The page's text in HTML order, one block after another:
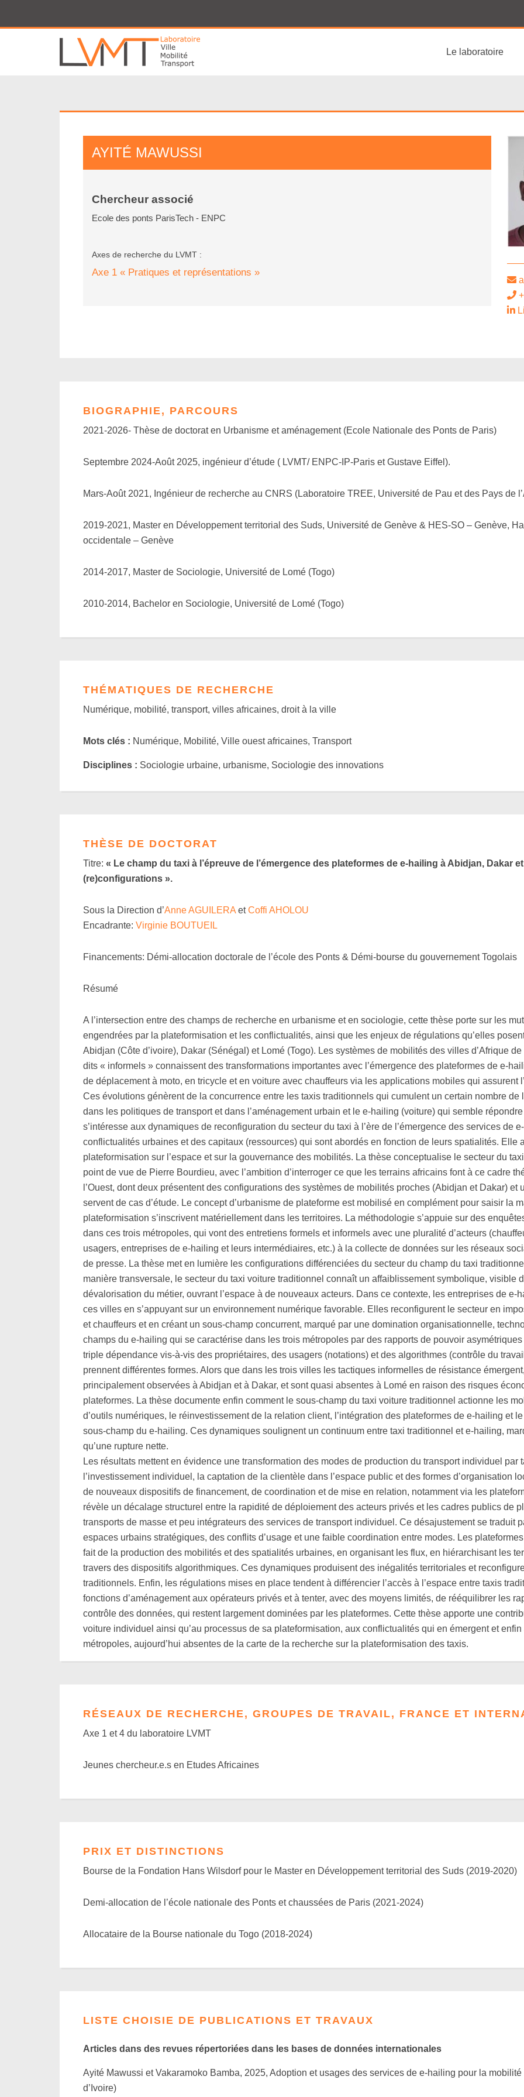
Le laboratoire
AYITÉ MAWUSSI
Chercheur associé
Ecole des ponts ParisTech - ENPC
Axes de recherche du LVMT :
Axe 1 « Pratiques et représentations »
BIOGRAPHIE, PARCOURS
2021-2026- Thèse de doctorat en Urbanisme et aménagement (Ecole Nationale des Ponts de Paris)
Septembre 2024-Août 2025, ingénieur d’étude ( LVMT/ ENPC-IP-Paris et Gustave Eiffel).
Mars-Août 2021, Ingénieur de recherche au CNRS (Laboratoire TREE, Université de Pau et des Pays de
2019-2021, Master en Développement territorial des Suds, Université de Genève & HES-SO – Genève,
occidentale – Genève
2014-2017, Master de Sociologie, Université de Lomé (Togo)
2010-2014, Bachelor en Sociologie, Université de Lomé (Togo)
THÉMATIQUES DE RECHERCHE
Numérique, mobilité, transport, villes africaines, droit à la ville
Mots clés : Numérique, Mobilité, Ville ouest africaines, Transport
Disciplines : Sociologie urbaine, urbanisme, Sociologie des innovations
THÈSE DE DOCTORAT
Titre: « Le champ du taxi à l’épreuve de l’émergence des plateformes de e-hailing à Abidjan, Dakar
(re)configurations ».
Sous la Direction d’Anne AGUILERA etCoffi AHOLOU
Encadrante: Virginie BOUTUEIL
Financements: Démi-allocation doctorale de l’école des Ponts & Démi-bourse du gouvernement Togolais
Résumé
A l’intersection entre des champs de recherche en urbanisme et en sociologie, cette thèse porte sur les
engendrées par la plateformisation et les conflictualités, ainsi que les enjeux de régulations qu’elles
Abidjan (Côte d’ivoire), Dakar (Sénégal) et Lomé (Togo). Les systèmes de mobilités des villes d’Afrique
dits « informels » connaissent des transformations importantes avec l’émergence des plateformes de e-
de déplacement à moto, en tricycle et en voiture avec chauffeurs via les applications mobiles qui assurent
Ces évolutions génèrent de la concurrence entre les taxis traditionnels qui cumulent un certain nombre
dans les politiques de transport et dans l’aménagement urbain et le e-hailing (voiture) qui semble
s’intéresse aux dynamiques de reconfiguration du secteur du taxi à l’ère de l’émergence des services de
conflictualités urbaines et des capitaux (ressources) qui sont abordés en fonction de leurs spatialités. Elle
plateformisation sur l’espace et sur la gouvernance des mobilités. La thèse conceptualise le secteur du
point de vue de Pierre Bourdieu, avec l’ambition d’interroger ce que les terrains africains font à ce cadre
l’Ouest, dont deux présentent des configurations des systèmes de mobilités proches (Abidjan et Dakar) et
servent de cas d’étude. Le concept d’urbanisme de plateforme est mobilisé en complément pour saisir la
plateformisation s’inscrivent matériellement dans les territoires. La méthodologie s’appuie sur des
dans ces trois métropoles, qui vont des entretiens formels et informels avec une pluralité d’acteurs
usagers, entreprises de e-hailing et leurs intermédiaires, etc.) à la collecte de données sur les réseaux
de presse. La thèse met en lumière les configurations différenciées du secteur du champ du taxi
manière transversale, le secteur du taxi voiture traditionnel connaît un affaiblissement symbolique, visible
dévalorisation du métier, ouvrant l’espace à de nouveaux acteurs. Dans ce contexte, les entreprises de
ces villes en s’appuyant sur un environnement numérique favorable. Elles reconfigurent le secteur en
et chauffeurs et en créant un sous-champ concurrent, marqué par une domination organisationnelle,
champs du e-hailing qui se caractérise dans les trois métropoles par des rapports de pouvoir
triple dépendance vis-à-vis des propriétaires, des usagers (notations) et des algorithmes (contrôle du
prennent différentes formes. Alors que dans les trois villes les tactiques informelles de résistance
principalement observées à Abidjan et à Dakar, et sont quasi absentes à Lomé en raison des risques
plateformes. La thèse documente enfin comment le sous-champ du taxi voiture traditionnel actionne les
d’outils numériques, le réinvestissement de la relation client, l’intégration des plateformes de e-hailing et
sous-champ du e-hailing. Ces dynamiques soulignent un continuum entre taxi traditionnel et e-hailing,
qu’une rupture nette.
Les résultats mettent en évidence une transformation des modes de production du transport individuel par
l’investissement individuel, la captation de la clientèle dans l’espace public et des formes d’organisation
de nouveaux dispositifs de financement, de coordination et de mise en relation, notamment via les
révèle un décalage structurel entre la rapidité de déploiement des acteurs privés et les cadres publics de
transports de masse et peu intégrateurs des services de transport individuel. Ce désajustement se traduit
espaces urbains stratégiques, des conflits d’usage et une faible coordination entre modes. Les
fait de la production des mobilités et des spatialités urbaines, en organisant les flux, en hiérarchisant les
travers des dispositifs algorithmiques. Ces dynamiques produisent des inégalités territoriales et
traditionnels. Enfin, les régulations mises en place tendent à différencier l’accès à l’espace entre taxis
fonctions d’aménagement aux opérateurs privés et à tenter, avec des moyens limités, de rééquilibrer les
contrôle des données, qui restent largement dominées par les plateformes. Cette thèse apporte une
voiture individuel ainsi qu’au processus de sa plateformisation, aux conflictualités qui en émergent et
métropoles, aujourd’hui absentes de la carte de la recherche sur la plateformisation des taxis.
RÉSEAUX DE RECHERCHE, GROUPES DE TRAVAIL, FRANCE ET
Axe 1 et 4 du laboratoire LVMT
Jeunes chercheur.e.s en Etudes Africaines
PRIX ET DISTINCTIONS
Bourse de la Fondation Hans Wilsdorf pour le Master en Développement territorial des Suds (2019-2020)
Demi-allocation de l’école nationale des Ponts et chaussées de Paris (2021-2024)
Allocataire de la Bourse nationale du Togo (2018-2024)
LISTE CHOISIE DE PUBLICATIONS ET TRAVAUX
Articles dans des revues répertoriées dans les bases de données internationales
Ayité Mawussi et Vakaramoko Bamba, 2025, Adoption et usages des services de e-hailing pour la
d’Ivoire)